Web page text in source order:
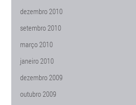
dezembro 2010
setembro 2010
março 2010
janeiro 2010
dezembro 2009
outubro 2009